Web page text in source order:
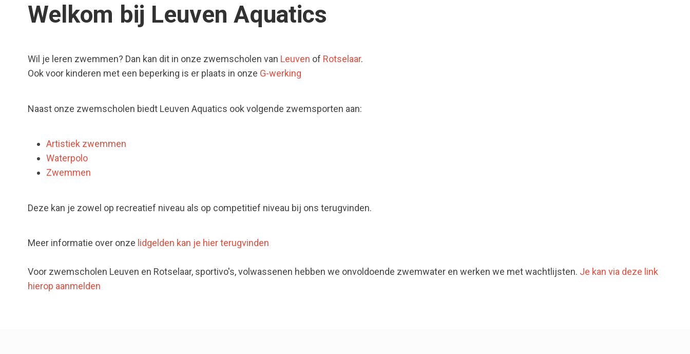
Welkom bij Leuven Aquatics
Wil je leren zwemmen? Dan kan dit in onze zwemscholen van Leuven of Rotselaar.
Ook voor kinderen met een beperking is er plaats in onze G-werking
Naast onze zwemscholen biedt Leuven Aquatics ook volgende zwemsporten aan:
Artistiek zwemmen
Waterpolo
Zwemmen
Deze kan je zowel op recreatief niveau als op competitief niveau bij ons terugvinden.
Meer informatie over onze lidgelden kan je hier terugvinden
Voor zwemscholen Leuven en Rotselaar, sportivo's, volwassenen hebben we onvoldoende zwemwater en werken we met wachtlijsten. Je kan via deze link
hierop aanmelden